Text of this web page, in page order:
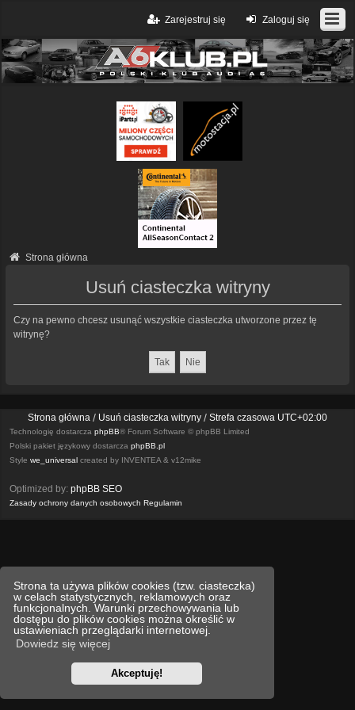
Strona ta używa plików cookies (tzw. ciasteczka)
w celach statystycznych, reklamowych oraz
funkcjonalnych. Warunki przechowywania lub
dostępu do plików cookies można określić w
ustawieniach przeglądarki internetowej.
Dowiedz się więcej
Akceptuję!
Zaloguj się
Zarejestruj się
Strona główna
Usuń ciasteczka witryny
Czy na pewno chcesz usunąć wszystkie ciasteczka utworzone przez tę
witrynę?
Strona główna Usuń ciasteczka witryny Strefa czasowa UTC+02:00
Technologię dostarcza phpBB® Forum Software © phpBB Limited
Polski pakiet językowy dostarcza phpBB.pl
Style we_universal created by INVENTEA & v12mike
Optimized by: phpBB SEO
Zasady ochrony danych osobowych Regulamin